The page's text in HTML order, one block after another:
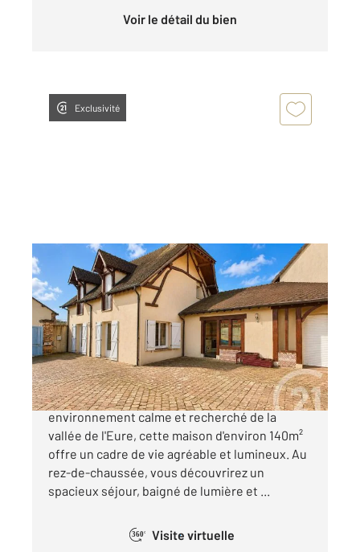
Voir le détail du bien
Exclusivité
CHARTRES 28
132,68 m2, 5 pièces
Ref : 27219
Maison à vendre
319 000 €
SAINT PREST - EXCLUSIVITE Située dans un
environnement calme et recherché de la
vallée de l'Eure, cette maison d'environ 140m²
offre un cadre de vie agréable et lumineux. Au
rez-de-chaussée, vous découvrirez un
spacieux séjour, baigné de lumière et ...
360° Visite virtuelle